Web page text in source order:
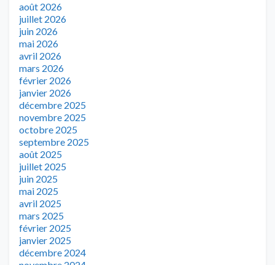
août 2026
juillet 2026
juin 2026
mai 2026
avril 2026
mars 2026
février 2026
janvier 2026
décembre 2025
novembre 2025
octobre 2025
septembre 2025
août 2025
juillet 2025
juin 2025
mai 2025
avril 2025
mars 2025
février 2025
janvier 2025
décembre 2024